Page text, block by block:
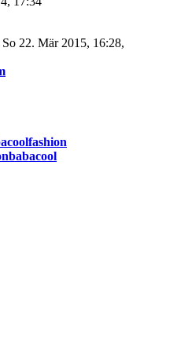
So 22. Mär 2015, 16:28,